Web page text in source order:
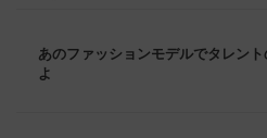
あのファッションモデルでタレン
よ